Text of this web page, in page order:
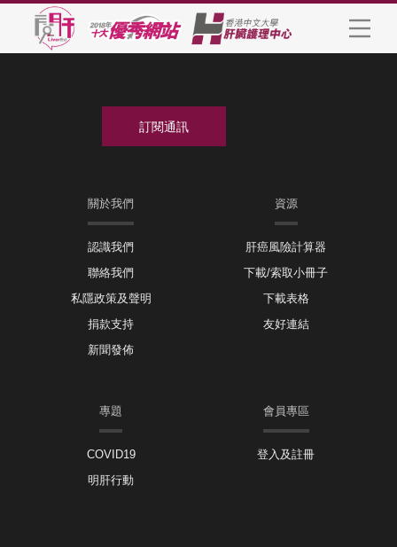
關於我們
認識我們
聯絡我們
私隱政策及聲明
捐款支持
新聞發佈
資源
肝癌風險計算器
下載/索取小冊子
下載表格
友好連結
專題
COVID19
明肝行動
會員專區
登入及註冊